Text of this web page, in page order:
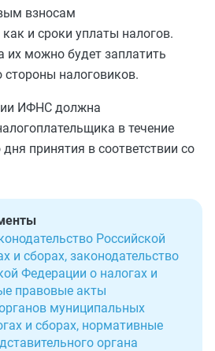
взносам
и сроки уплаты налогов.
их можно будет заплатить
стороны налоговиков.
ИФНС должна
в течение
принятия в соответствии со
Российской
и сборах, законодательство
Федерации о налогах и
правовые акты
муниципальных
и сборах, нормативные
органа